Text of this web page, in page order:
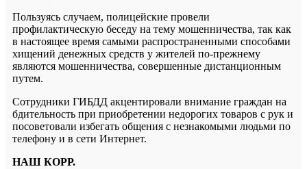
Пользуясь случаем, полицейские провели
профилактическую беседу на тему мошенничества, так как
в настоящее время самыми распространенными способами
хищений денежных средств у жителей по-прежнему
являются мошенничества, совершенные дистанционным
путем.
Сотрудники ГИБДД акцентировали внимание граждан на
бдительность при приобретении недорогих товаров с рук и
посоветовали избегать общения с незнакомыми людьми по
телефону и в сети Интернет.
НАШ КОРР.